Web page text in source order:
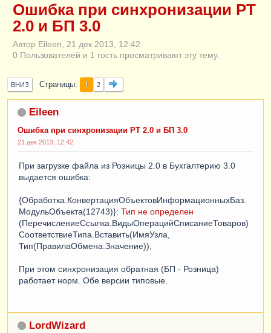
Ошибка при синхронизации РТ
2.0 и БП 3.0
Автор Eileen, 21 дек 2013, 12:42
0 Пользователей и 1 гость просматривают эту тему.
ВНИЗ Страницы 1 2
Eileen
Ошибка при синхронизации РТ 2.0 и БП 3.0
21 дек 2013, 12:42
При загрузке файла из Розницы 2.0 в Бухгалтерию 3.0
выдается ошибка:
{Обработка.КонвертацияОбъектовИнформационныхБаз.
МодульОбъекта(12743)}: Тип не определен
(ПеречислениеСсылка.ВидыОперацийСписаниеТоваров)
СоответствиеТипа.Вставить(ИмяУзла,
Тип(ПравилаОбмена.Значение));
При этом синхронизация обратная (БП - Розница)
работает норм. Обе версии типовые.
LordWizard